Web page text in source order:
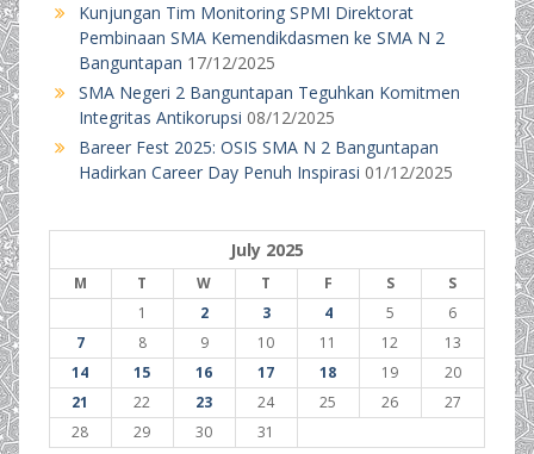
Kunjungan Tim Monitoring SPMI Direktorat
Pembinaan SMA Kemendikdasmen ke SMA N 2
Banguntapan 17/12/2025
SMA Negeri 2 Banguntapan Teguhkan Komitmen
Integritas Antikorupsi 08/12/2025
Bareer Fest 2025: OSIS SMA N 2 Banguntapan
Hadirkan Career Day Penuh Inspirasi 01/12/2025
July 2025
M T W T F S
S
1
2 3 4 5
6
7
8 9 10 11 12
13
14
15 16 17 18 19
20
21
22 23 24 25 26
27
28
29 30 31